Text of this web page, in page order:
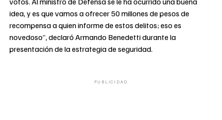
idea, y es que vamos a ofrecer 50 millones de pesos de
recompensa a quien informe de estos delitos; eso es
novedoso”, declaró Armando Benedetti durante la
presentación de la estrategia de seguridad.
PUBLICIDAD